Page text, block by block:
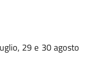
29 e 30 agosto